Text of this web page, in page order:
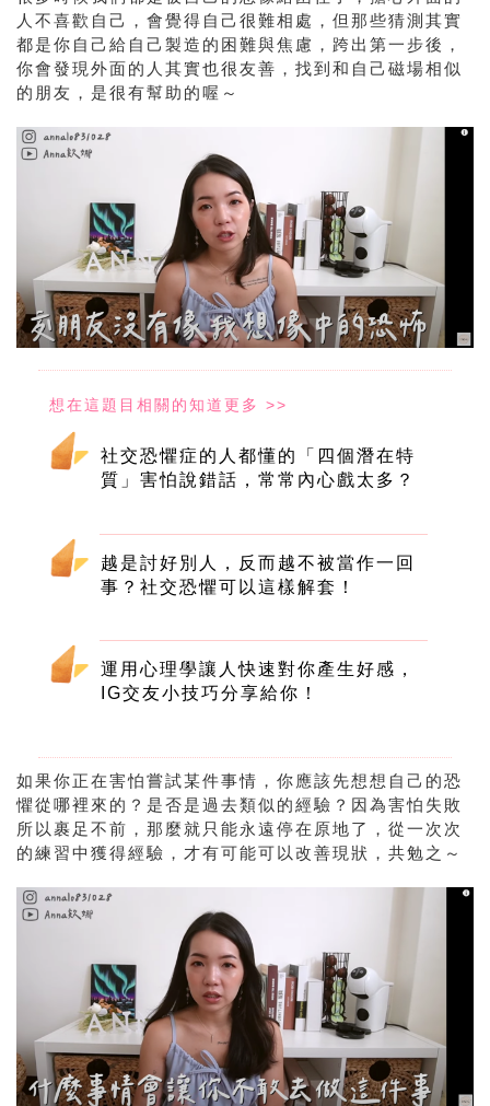
人不喜歡自己，會覺得自己很難相處，但那些猜測其實
都是你自己給自己製造的困難與焦慮，跨出第一步後，
你會發現外面的人其實也很友善，找到和自己磁場相似
的朋友，是很有幫助的喔～
社交恐懼症的人都懂的「四個潛在特
質」害怕說錯話，常常內心戲太多？
越是討好別人，反而越不被當作一回
事？社交恐懼可以這樣解套！
運用心理學讓人快速對你產生好感，
IG交友小技巧分享給你！
如果你正在害怕嘗試某件事情，你應該先想想自己的恐
懼從哪裡來的？是否是過去類似的經驗？因為害怕失敗
所以裹足不前，那麼就只能永遠停在原地了，從一次次
的練習中獲得經驗，才有可能可以改善現狀，共勉之～